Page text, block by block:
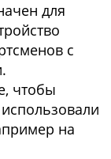
для
с
чтобы
на